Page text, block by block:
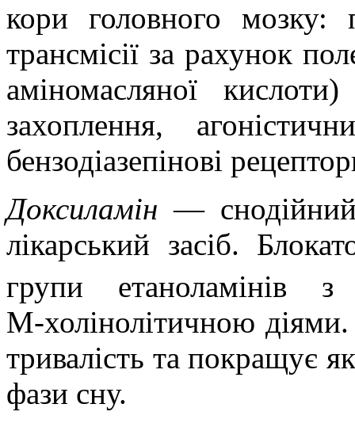
кори головного мозку:
трансмісії за рахунок
аміномасляної
захоплення,
бензодіазепінові
Доксиламін —
лікарський засіб.
групи етаноламінів
М‑холінолітичною
тривалість та покращує
фази сну.